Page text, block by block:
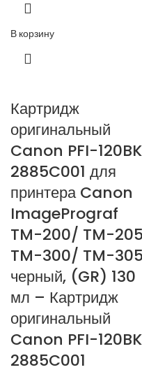
В корзину
Картридж
оригинальный
Canon PFI-120BK
2885C001 для
принтера Canon
ImagePrograf
TM-200/ TM-
TM-300/ TM-
черный, (GR) 130
мл – Картридж
оригинальный
Canon PFI-120BK
2885C001